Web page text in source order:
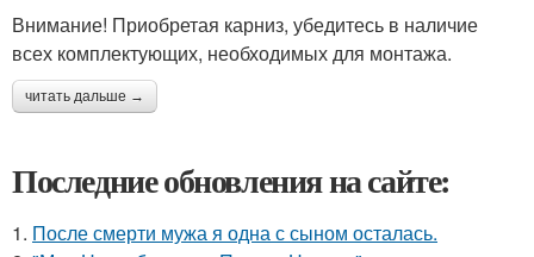
Внимание! Приобретая карниз, убедитесь в наличие
всех комплектующих, необходимых для монтажа.
читать дальше →
Последние обновления на сайте:
1. После смерти мужа я одна с сыном осталась.